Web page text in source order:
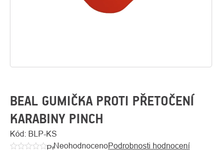
BEAL GUMIČKA PROTI PŘETOČENÍ
KARABINY PINCH
Kód: BLP-KS
Průměrné
NeohodnocenoPodrobnosti hodnocení